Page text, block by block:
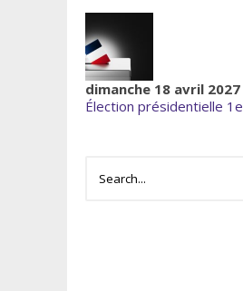
dimanche 18 avril 2027
Élection présidentielle